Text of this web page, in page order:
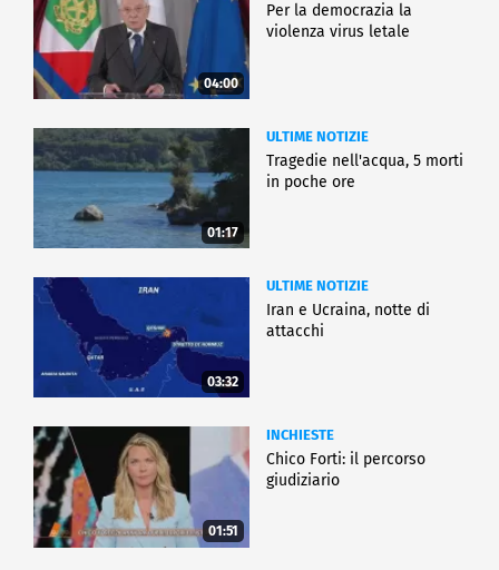
04:00
Per la democrazia la
violenza virus letale
01:17
ULTIME NOTIZIE
Tragedie nell'acqua, 5 morti
in poche ore
03:32
ULTIME NOTIZIE
Iran e Ucraina, notte di
attacchi
01:51
INCHIESTE
Chico Forti: il percorso
giudiziario